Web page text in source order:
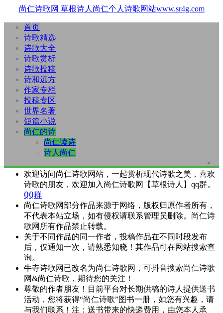
尚仁诗歌网 草根诗人尚仁个人诗歌网站www.sr4g.com
首页
诗歌精选
诗歌大全
诗歌赏析
诗歌投稿
诗和远方
作家专栏
投稿专区
世界名著
短篇小说
尚仁的诗
尚仁读诗
诗人尚仁
欢迎访问尚仁诗歌网站，一起赏析现代诗歌之美，喜欢
诗歌的朋友，欢迎加入尚仁诗歌网【草根诗人】qq群。
QQ群
尚仁诗歌网部分作品来源于网络，版权归原作者所有，
不代表本站立场，如有侵权请联系管理员删除。尚仁诗
歌网所有作品禁止转载。
关于不同作品的同一作者，投稿作品在不同时段发布
后，仅通知一次，请熟悉知晓！其作品可在网站搜索查
询。
牛寺诗歌网已改名为尚仁诗歌网，可抖音搜索尚仁诗歌
网&尚仁诗歌，期待您的关注！
尊敬的作者朋友！目前平台对长期供稿的诗人提供送书
活动，您将获得“尚仁诗歌”图书一册，如您有兴趣，请
与我们联系！注：送书带来的快递费用，由您本人承